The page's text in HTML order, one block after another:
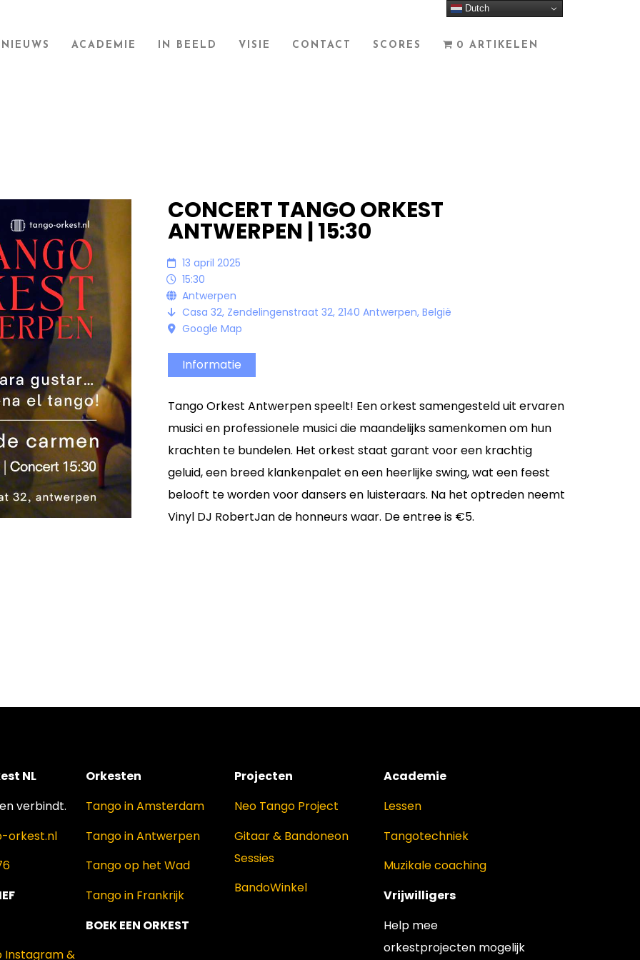
NIEUWS ACADEMIE IN BEELD VISIE CONTACT SCORES 0 ARTIKELEN
CONCERT TANGO ORKEST
ANTWERPEN | 15:30
13 april 2025
15:30
Antwerpen
Casa 32, Zendelingenstraat 32, 2140 Antwerpen, België
Google Map
Informatie
Tango Orkest Antwerpen speelt! Een orkest samengesteld uit ervaren
musici en professionele musici die maandelijks samenkomen om hun
krachten te bundelen. Het orkest staat garant voor een krachtig
geluid, een breed klankenpalet en een heerlijke swing, wat een feest
belooft te worden voor dansers en luisteraars. Na het optreden neemt
Vinyl DJ RobertJan de honneurs waar. De entree is €5.
NL
verbindt.
orkest.nl
Instagram &
Orkesten
Tango in Amsterdam
Tango in Antwerpen
Tango op het Wad
Tango in Frankrijk
BOEK EEN ORKEST
Projecten
Neo Tango Project
Gitaar & Bandoneon
Sessies
BandoWinkel
Academie
Lessen
Tangotechniek
Muzikale coaching
Vrijwilligers
Help mee
orkestprojecten mogelijk
Dutch